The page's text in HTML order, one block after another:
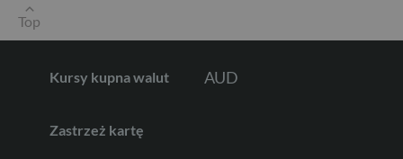
Top
Kursy kupna walut AUD
Zastrzeż kartę